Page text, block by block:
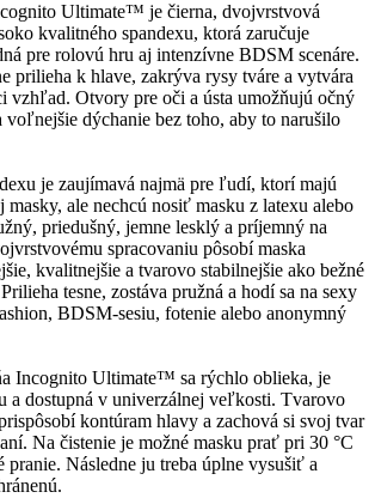
Ultimate™ je čierna, dvojvrstvová
kvalitného spandexu, ktorá zaručuje
pre rolovú hru aj intenzívne BDSM scenáre.
prilieha k hlave, zakrýva rysy tváre a vytvára
vzhľad. Otvory pre oči a ústa umožňujú očný
voľnejšie dýchanie bez toho, aby to narušilo
je zaujímavá najmä pre ľudí, ktorí majú
ale nechcú nosiť masku z latexu alebo
priedušný, jemne lesklý a príjemný na
spracovaniu pôsobí maska
kvalitnejšie a tvarovo stabilnejšie ako bežné
tesne, zostáva pružná a hodí sa na sexy
BDSM-sesiu, fotenie alebo anonymný
Incognito Ultimate™ sa rýchlo oblieka, je
a dostupná v univerzálnej veľkosti. Tvarovo
kontúram hlavy a zachová si svoj tvar
Na čistenie je možné masku prať pri 30 °C
pranie. Následne ju treba úplne vysušiť a